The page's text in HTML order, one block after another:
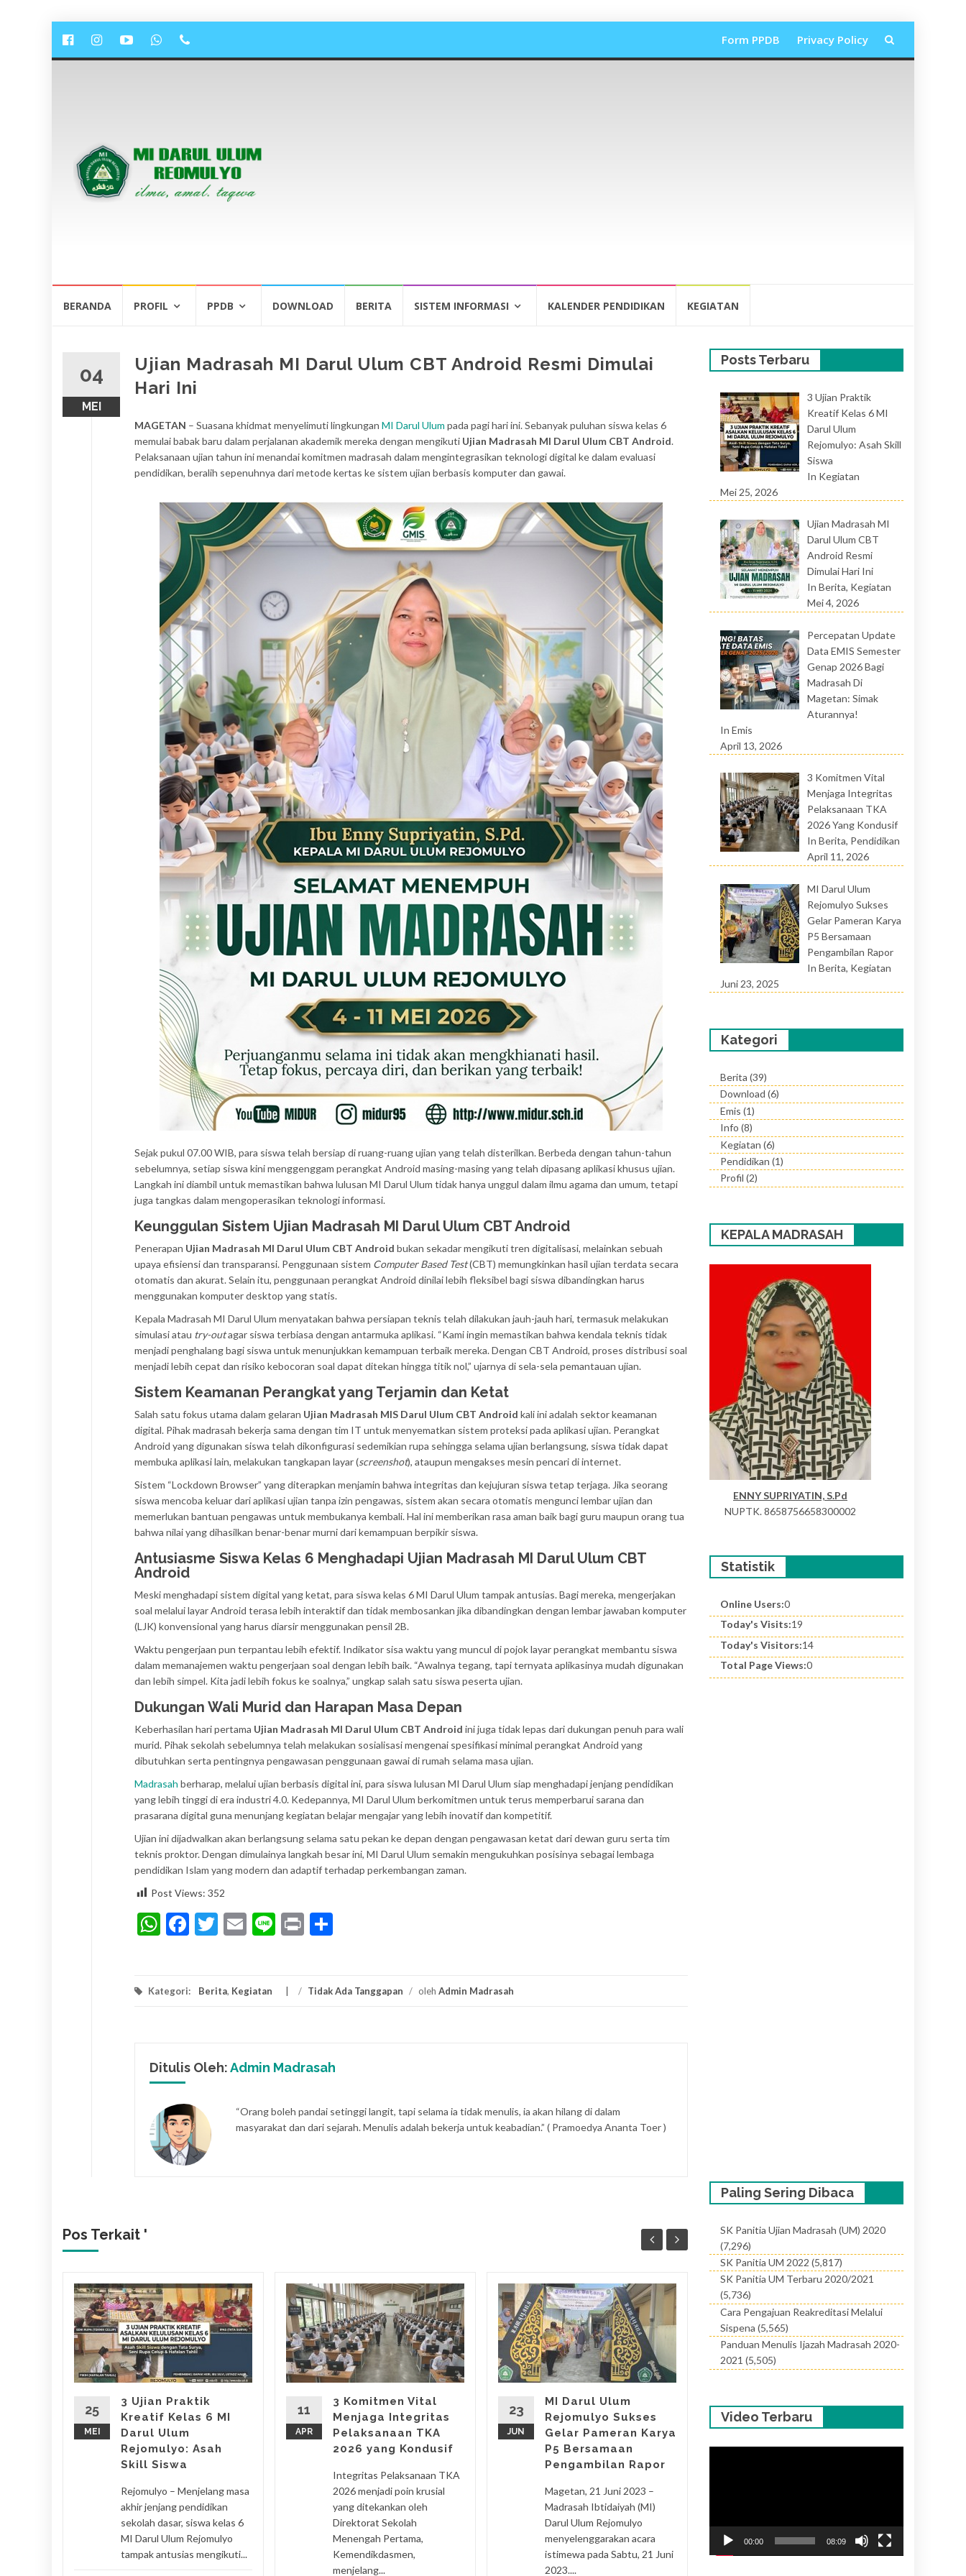
Lompat
Form PPDB Privacy Policy
BERANDA PROFIL PPDB DOWNLOAD BERITA SISTEM INFORMASI KALENDER PENDIDIKAN KEGIATAN
04
MEI
Ujian Madrasah MI Darul Ulum CBT Android Resmi Dimulai
Hari Ini
MAGETAN – Suasana khidmat menyelimuti lingkungan MI Darul Ulum pada pagi hari ini. Sebanyak puluhan siswa kelas 6
memulai babak baru dalam perjalanan akademik mereka dengan mengikuti Ujian Madrasah MI Darul Ulum CBT Android.
Pelaksanaan ujian tahun ini menandai komitmen madrasah dalam mengintegrasikan teknologi digital ke dalam evaluasi
pendidikan, beralih sepenuhnya dari metode kertas ke sistem ujian berbasis komputer dan gawai.
Sejak pukul 07.00 WIB, para siswa telah bersiap di ruang-ruang ujian yang telah disterilkan. Berbeda dengan tahun-tahun
sebelumnya, setiap siswa kini menggenggam perangkat Android masing-masing yang telah dipasang aplikasi khusus ujian.
Langkah ini diambil untuk memastikan bahwa lulusan MI Darul Ulum tidak hanya unggul dalam ilmu agama dan umum, tetapi
juga tangkas dalam mengoperasikan teknologi informasi.
Keunggulan Sistem Ujian Madrasah MI Darul Ulum CBT Android
Penerapan Ujian Madrasah MI Darul Ulum CBT Android bukan sekadar mengikuti tren digitalisasi, melainkan sebuah
upaya efisiensi dan transparansi. Penggunaan sistem Computer Based Test(CBT) memungkinkan hasil ujian terdata secara
otomatis dan akurat. Selain itu, penggunaan perangkat Android dinilai lebih fleksibel bagi siswa dibandingkan harus
menggunakan komputer desktop yang statis.
Kepala Madrasah MI Darul Ulum menyatakan bahwa persiapan teknis telah dilakukan jauh-jauh hari, termasuk melakukan
simulasi atau try-outagar siswa terbiasa dengan antarmuka aplikasi. “Kami ingin memastikan bahwa kendala teknis tidak
menjadi penghalang bagi siswa untuk menunjukkan kemampuan terbaik mereka. Dengan CBT Android, proses distribusi soal
menjadi lebih cepat dan risiko kebocoran soal dapat ditekan hingga titik nol,” ujarnya di sela-sela pemantauan ujian.
Sistem Keamanan Perangkat yang Terjamin dan Ketat
Salah satu fokus utama dalam gelaran Ujian Madrasah MIS Darul Ulum CBT Android kali ini adalah sektor keamanan
digital. Pihak madrasah bekerja sama dengan tim IT untuk menyematkan sistem proteksi pada aplikasi ujian. Perangkat
Android yang digunakan siswa telah dikonfigurasi sedemikian rupa sehingga selama ujian berlangsung, siswa tidak dapat
membuka aplikasi lain, melakukan tangkapan layar (screenshot), ataupun mengakses mesin pencari di internet.
Sistem “Lockdown Browser” yang diterapkan menjamin bahwa integritas dan kejujuran siswa tetap terjaga. Jika seorang
siswa mencoba keluar dari aplikasi ujian tanpa izin pengawas, sistem akan secara otomatis mengunci lembar ujian dan
memerlukan bantuan pengawas untuk membukanya kembali. Hal ini memberikan rasa aman baik bagi guru maupun orang tua
bahwa nilai yang dihasilkan benar-benar murni dari kemampuan berpikir siswa.
Antusiasme Siswa Kelas 6 Menghadapi Ujian Madrasah MI Darul Ulum CBT
Android
Meski menghadapi sistem digital yang ketat, para siswa kelas 6 MI Darul Ulum tampak antusias. Bagi mereka, mengerjakan
soal melalui layar Android terasa lebih interaktif dan tidak membosankan jika dibandingkan dengan lembar jawaban komputer
(LJK) konvensional yang harus diarsir menggunakan pensil 2B.
Waktu pengerjaan pun terpantau lebih efektif. Indikator sisa waktu yang muncul di pojok layar perangkat membantu siswa
dalam memanajemen waktu pengerjaan soal dengan lebih baik. “Awalnya tegang, tapi ternyata aplikasinya mudah digunakan
dan lebih simpel. Kita jadi lebih fokus ke soalnya,” ungkap salah satu siswa peserta ujian.
Dukungan Wali Murid dan Harapan Masa Depan
Keberhasilan hari pertama Ujian Madrasah MI Darul Ulum CBT Android ini juga tidak lepas dari dukungan penuh para wali
murid. Pihak sekolah sebelumnya telah melakukan sosialisasi mengenai spesifikasi minimal perangkat Android yang
dibutuhkan serta pentingnya pengawasan penggunaan gawai di rumah selama masa ujian.
Madrasah berharap, melalui ujian berbasis digital ini, para siswa lulusan MI Darul Ulum siap menghadapi jenjang pendidikan
yang lebih tinggi di era industri 4.0. Kedepannya, MI Darul Ulum berkomitmen untuk terus memperbarui sarana dan
prasarana digital guna menunjang kegiatan belajar mengajar yang lebih inovatif dan kompetitif.
Ujian ini dijadwalkan akan berlangsung selama satu pekan ke depan dengan pengawasan ketat dari dewan guru serta tim
teknis proktor. Dengan dimulainya langkah besar ini, MI Darul Ulum semakin mengukuhkan posisinya sebagai lembaga
pendidikan Islam yang modern dan adaptif terhadap perkembangan zaman.
Post Views: 352
WhatsApp
Facebook
Twitter
Email
LinePrint
Kategori: Berita, Kegiatan / Tidak Ada Tanggapan / oleh Admin Madrasah
Ditulis Oleh:Admin Madrasah
“Orang boleh pandai setinggi langit, tapi selama ia tidak menulis, ia akan hilang di dalam
masyarakat dan dari sejarah. Menulis adalah bekerja untuk keabadian.” ( Pramoedya Ananta Toer )
Pos Terkait '
25
MEI
3 Ujian Praktik
Kreatif Kelas 6 MI
Darul Ulum
Rejomulyo: Asah
Skill Siswa
Rejomulyo – Menjelang masa
akhir jenjang pendidikan
sekolah dasar, siswa kelas 6
MI Darul Ulum Rejomulyo
tampak antusias mengikuti...
11
APR
3 Komitmen Vital
Menjaga Integritas
Pelaksanaan TKA
2026 yang Kondusif
Integritas Pelaksanaan TKA
2026 menjadi poin krusial
yang ditekankan oleh
Direktorat Sekolah
Menengah Pertama,
Kemendikdasmen,
menjelang...
23
JUN
MI Darul Ulum
Rejomulyo Sukses
Gelar Pameran Karya
P5 Bersamaan
Pengambilan Rapor
Magetan, 21 Juni 2023 –
Madrasah Ibtidaiyah (MI)
Darul Ulum Rejomulyo
menyelenggarakan acara
istimewa pada Sabtu, 21 Juni
2023....
20
JUN
Seluruh Siswa MI
Darul Ulum Ikuti
Manasik Haji :
Tanamkan Nilai
Agama Sejak Dini
Suasana khidmat namun ceria
memenuhi halaman Yayasan
Posts Terbaru
3 Ujian Praktik
Kreatif Kelas 6 MI
Darul Ulum
Rejomulyo: Asah Skill
Siswa
In Kegiatan
Mei 25, 2026
Ujian Madrasah MI
Darul Ulum CBT
Android Resmi
Dimulai Hari Ini
In Berita, Kegiatan
Mei 4, 2026
Percepatan Update
Data EMIS Semester
Genap 2026 Bagi
Madrasah Di
Magetan: Simak
Aturannya!
In Emis
April 13, 2026
3 Komitmen Vital
Menjaga Integritas
Pelaksanaan TKA
2026 Yang Kondusif
In Berita, Pendidikan
April 11, 2026
MI Darul Ulum
Rejomulyo Sukses
Gelar Pameran Karya
P5 Bersamaan
Pengambilan Rapor
In Berita, Kegiatan
Juni 23, 2025
Kategori
Berita (39)
Download (6)
Emis (1)
Info (8)
Kegiatan (6)
Pendidikan (1)
Profil (2)
KEPALA MADRASAH
ENNY SUPRIYATIN, S.Pd
NUPTK. 8658756658300002
Statistik
Online Users:0
Today's Visits:19
Today's Visitors:14
Total Page Views:0
Paling Sering Dibaca
SK Panitia Ujian Madrasah (UM) 2020
(7,296)
SK Panitia UM 2022 (5,817)
SK Panitia UM Terbaru 2020/2021
(5,736)
Cara Pengajuan Reakreditasi Melalui
Sispena (5,565)
Panduan Menulis Ijazah Madrasah 2020-
2021 (5,505)
Video Terbaru
00:00 08:09